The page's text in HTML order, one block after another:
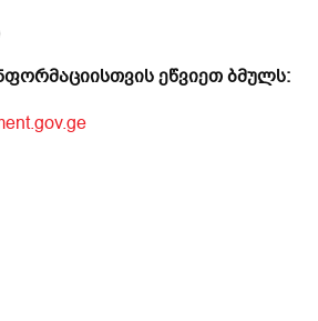
ეწვიეთ ბმულს: